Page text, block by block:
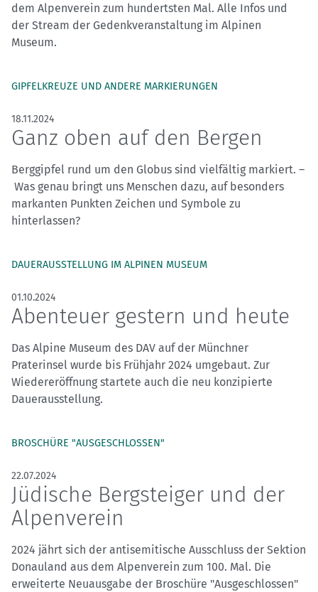
dem Alpenverein zum hundertsten Mal. Alle Infos und
der Stream der Gedenkveranstaltung im Alpinen
Museum.
GIPFELKREUZE UND ANDERE MARKIERUNGEN
18.11.2024
Ganz oben auf den Bergen
Berggipfel rund um den Globus sind vielfältig markiert. –
Was genau bringt uns Menschen dazu, auf besonders
markanten Punkten Zeichen und Symbole zu
hinterlassen?
DAUERAUSSTELLUNG IM ALPINEN MUSEUM
01.10.2024
Abenteuer gestern und heute
Das Alpine Museum des DAV auf der Münchner
Praterinsel wurde bis Frühjahr 2024 umgebaut. Zur
Wiedereröffnung startete auch die neu konzipierte
Dauerausstellung.
BROSCHÜRE "AUSGESCHLOSSEN"
22.07.2024
Jüdische Bergsteiger und der
Alpenverein
2024 jährt sich der antisemitische Ausschluss der Sektion
Donauland aus dem Alpenverein zum 100. Mal. Die
erweiterte Neuausgabe der Broschüre "Ausgeschlossen"